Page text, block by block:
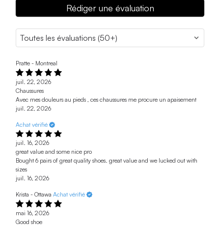
Rédiger une évaluation
Pratte - Montreal
juil. 22, 2026
Chaussures
Avec mes douleurs au pieds , ces chaussures me procure un apaisement
juil. 22, 2026
Achat vérifié
juil. 16, 2026
great value and some nice pro
Bought 6 pairs of great quality shoes. great value and we lucked out with
sizes
juil. 16, 2026
Krista - Ottawa Achat vérifié
mai 16, 2026
Good shoe